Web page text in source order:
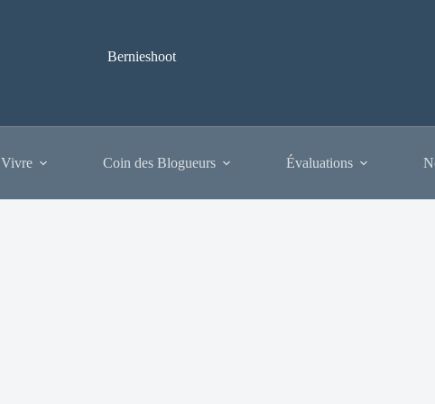
Bernieshoot
Coin des Blogueurs Évaluations